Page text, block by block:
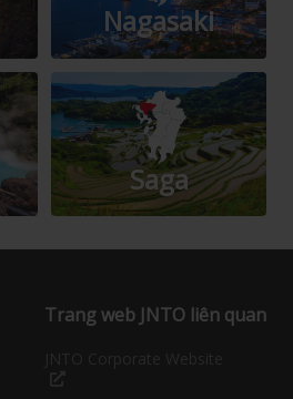
Nagasaki
Saga
Trang web JNTO liên quan